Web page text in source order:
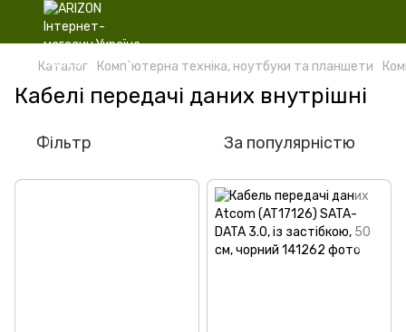
Каталог Комп`ютерна техніка, ноутбуки та планшети
Кабелі передачі даних внутрішні
Фільтр За популярністю